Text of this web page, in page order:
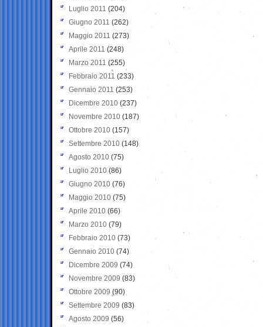
Luglio 2011 (204)
Giugno 2011 (262)
Maggio 2011 (273)
Aprile 2011 (248)
Marzo 2011 (255)
Febbraio 2011 (233)
Gennaio 2011 (253)
Dicembre 2010 (237)
Novembre 2010 (187)
Ottobre 2010 (157)
Settembre 2010 (148)
Agosto 2010 (75)
Luglio 2010 (86)
Giugno 2010 (76)
Maggio 2010 (75)
Aprile 2010 (66)
Marzo 2010 (79)
Febbraio 2010 (73)
Gennaio 2010 (74)
Dicembre 2009 (74)
Novembre 2009 (83)
Ottobre 2009 (90)
Settembre 2009 (83)
Agosto 2009 (56)